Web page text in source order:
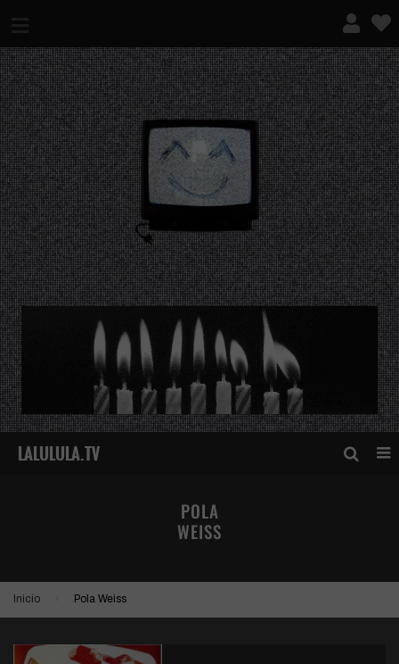
¿QUÉ ES ESTO?
POLA
WEISS
Inicio Pola Weiss